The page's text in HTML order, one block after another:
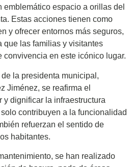
emblemático espacio a orillas del
Estas acciones tienen como
y ofrecer entornos más seguros,
que las familias y visitantes
convivencia en este icónico lugar.
la presidenta municipal,
Jiménez, se reafirma el
y dignificar la infraestructura
contribuyen a la funcionalidad
refuerzan el sentido de
habitantes.
se han realizado